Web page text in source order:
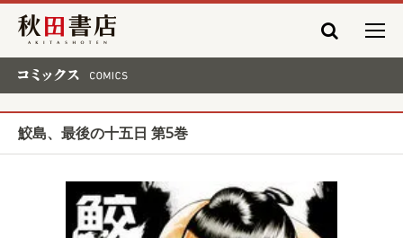
秋田書店
鮫島、最後の十五日 第5巻